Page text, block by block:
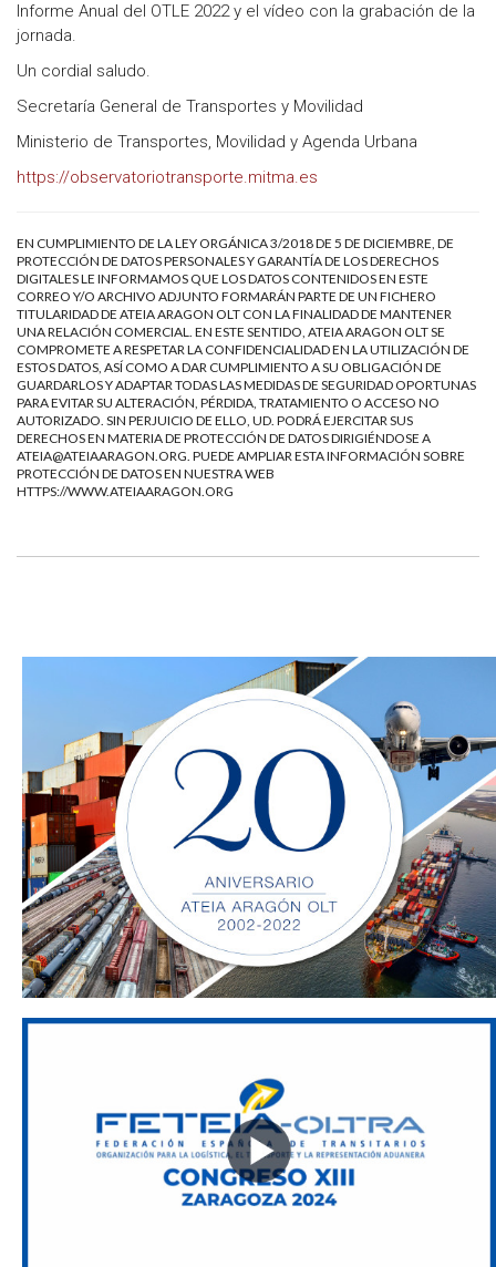
Informe Anual del OTLE 2022 y el vídeo con la grabación de la
jornada.
Un cordial saludo.
Secretaría General de Transportes y Movilidad
Ministerio de Transportes, Movilidad y Agenda Urbana
https://observatoriotransporte.mitma.es
EN CUMPLIMIENTO DE LA LEY ORGÁNICA 3/2018 DE 5 DE DICIEMBRE, DE
PROTECCIÓN DE DATOS PERSONALES Y GARANTÍA DE LOS DERECHOS
DIGITALES LE INFORMAMOS QUE LOS DATOS CONTENIDOS EN ESTE
CORREO Y/O ARCHIVO ADJUNTO FORMARÁN PARTE DE UN FICHERO
TITULARIDAD DE ATEIA ARAGON OLT CON LA FINALIDAD DE MANTENER
UNA RELACIÓN COMERCIAL. EN ESTE SENTIDO, ATEIA ARAGON OLT SE
COMPROMETE A RESPETAR LA CONFIDENCIALIDAD EN LA UTILIZACIÓN DE
ESTOS DATOS, ASÍ COMO A DAR CUMPLIMIENTO A SU OBLIGACIÓN DE
GUARDARLOS Y ADAPTAR TODAS LAS MEDIDAS DE SEGURIDAD OPORTUNAS
PARA EVITAR SU ALTERACIÓN, PÉRDIDA, TRATAMIENTO O ACCESO NO
AUTORIZADO. SIN PERJUICIO DE ELLO, UD. PODRÁ EJERCITAR SUS
DERECHOS EN MATERIA DE PROTECCIÓN DE DATOS DIRIGIÉNDOSE A
ATEIA@ATEIAARAGON.ORG. PUEDE AMPLIAR ESTA INFORMACIÓN SOBRE
PROTECCIÓN DE DATOS EN NUESTRA WEB
HTTPS://WWW.ATEIAARAGON.ORG